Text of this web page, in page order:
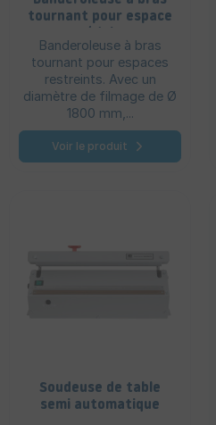
tournant pour espace
SLIMMERWRAP©
Banderoleuse à bras
tournant pour espaces
restreints. Avec un
diamètre de filmage de Ø
1800 mm,...
Voir le produit
Soudeuse de table
semi automatique